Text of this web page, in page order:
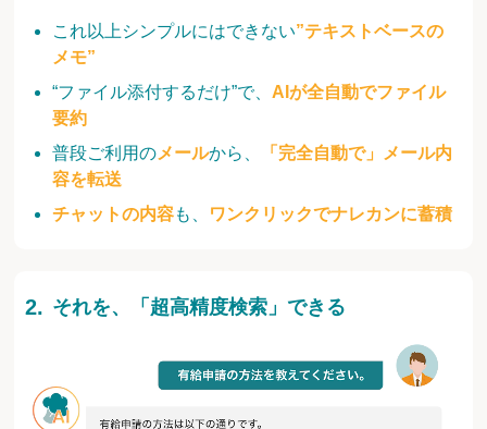
これ以上シンプルにはできない”テキストベースの
メモ”
“ファイル添付するだけ”で、 AIが全自動でファイル
要約
普段ご利用のメールから、
「完全自動で」メール内
容を転送
チャットの内容も、 ワンクリックでナレカンに蓄積
それを、「超高精度検索」できる